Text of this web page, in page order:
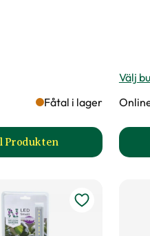
Fåtal i lager
Produkten
till Fiberpots /
Välj